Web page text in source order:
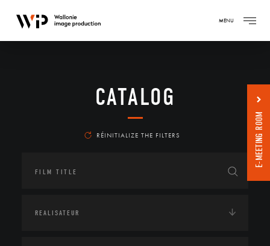
MENU
CATALOG
RÉINITIALIZE THE FILTERS E-MEETING ROOM